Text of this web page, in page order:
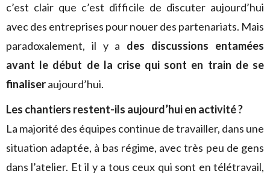
c’est clair que c’est difficile de discuter aujourd’hui
avec des entreprises pour nouer des partenariats. Mais
paradoxalement, il y a des discussions entamées
avant le début de la crise qui sont en train de se
finaliseraujourd’hui.
Les chantiers restent-ils aujourd’hui en activité ?
La majorité des équipes continue de travailler, dans une
situation adaptée, à bas régime, avec très peu de gens
dans l’atelier. Et il y a tous ceux qui sont en télétravail,